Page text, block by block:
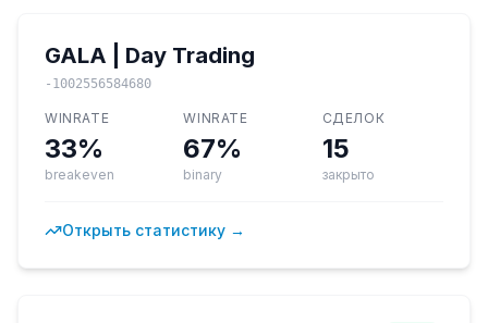
GALA | Day Trading
-1002556584680
WINRATE
33%
breakeven
WINRATE
67%
binary
СДЕЛОК
15
закрыто
Открыть статистику →